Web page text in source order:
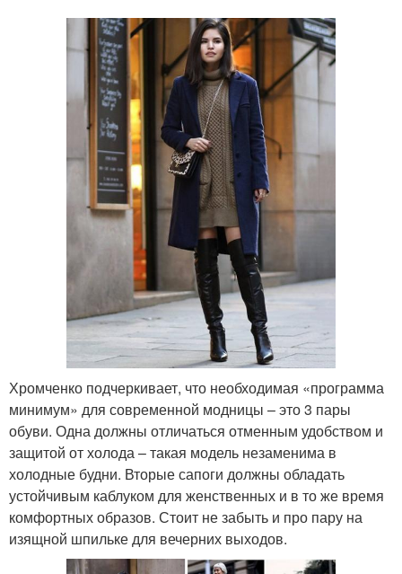
Хромченко подчеркивает, что необходимая «программа
минимум» для современной модницы – это 3 пары
обуви. Одна должны отличаться отменным удобством и
защитой от холода – такая модель незаменима в
холодные будни. Вторые сапоги должны обладать
устойчивым каблуком для женственных и в то же время
комфортных образов. Стоит не забыть и про пару на
изящной шпильке для вечерних выходов.